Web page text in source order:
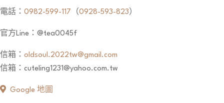
電話： 0982-599-117 （0928-593-823）
官方Line：@tea0045f
信箱： oldsoul.2022tw@gmail.com
信箱：cuteling1231@yahoo.com.tw
Google 地圖